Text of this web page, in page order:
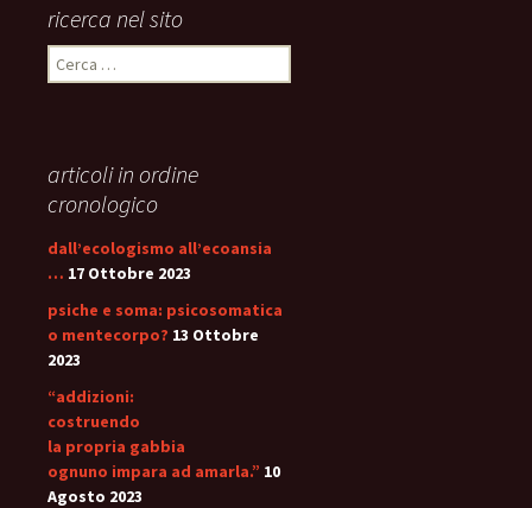
ricerca nel sito
Ricerca
per:
articoli in ordine
cronologico
dall’ecologismo all’ecoansia
… 17 Ottobre 2023
psiche e soma: psicosomatica
o mentecorpo? 13 Ottobre
2023
“addizioni:
costruendo
la propria gabbia
ognuno impara ad amarla.” 10
Agosto 2023